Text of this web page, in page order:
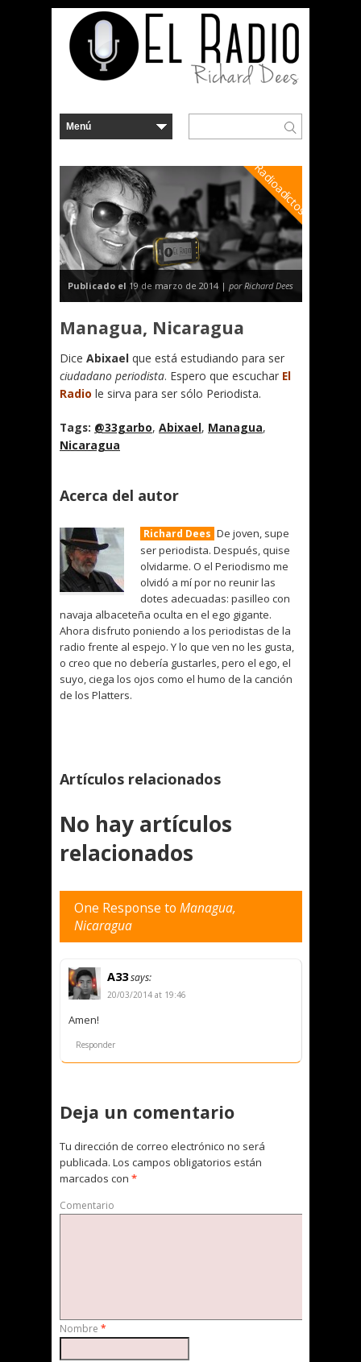
Radioadictos
Publicado el 19 de marzo de 2014 | por Richard Dees
Managua, Nicaragua
Dice Abixael que está estudiando para ser
ciudadano periodista. Espero que escuchar El
Radio le sirva para ser sólo Periodista.
Tags: @33garbo, Abixael, Managua,
Nicaragua
Acerca del autor
Richard Dees De joven, supe
ser periodista. Después, quise
olvidarme. O el Periodismo me
olvidó a mí por no reunir las
dotes adecuadas: pasilleo con
navaja albaceteña oculta en el ego gigante.
Ahora disfruto poniendo a los periodistas de la
radio frente al espejo. Y lo que ven no les gusta,
o creo que no debería gustarles, pero el ego, el
suyo, ciega los ojos como el humo de la canción
de los Platters.
Artículos relacionados
No hay artículos
relacionados
One Response to Managua,
Nicaragua
A33says:
20/03/2014 at 19:46
Amen!
Responder
Deja un comentario
Tu dirección de correo electrónico no será
publicada. Los campos obligatorios están
marcados con *
Comentario
Nombre *